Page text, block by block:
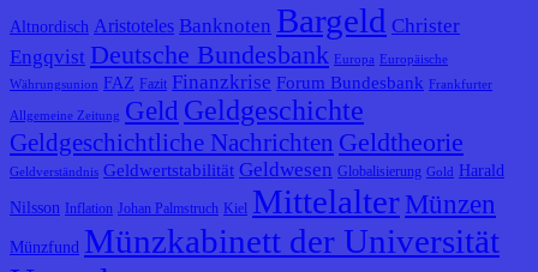
Altnordisch Aristoteles Banknoten Bargeld Christer
Engqvist Deutsche Bundesbank Europa
Europäische
Währungsunion
FAZ Fazit Finanzkrise Forum Bundesbank Frankfurter
Allgemeine Zeitung Geld Geldgeschichte
Geldgeschichtliche Nachrichten Geldtheorie
Geldverständnis Geldwertstabilität Geldwesen Globalisierung Gold Harald
Nilsson Inflation Johan Palmstruch Kiel Mittelalter Münzen
Münzfund Münzkabinett der Universität